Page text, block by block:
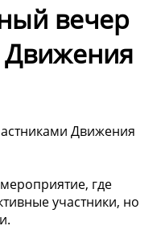
вечер
Движения
Движения
где
участники, но